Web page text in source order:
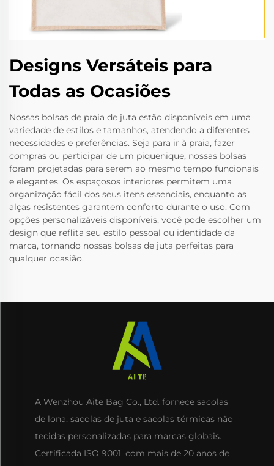
Designs Versáteis para
Todas as Ocasiões
Nossas bolsas de praia de juta estão disponíveis em uma
variedade de estilos e tamanhos, atendendo a diferentes
necessidades e preferências. Seja para ir à praia, fazer
compras ou participar de um piquenique, nossas bolsas
foram projetadas para serem ao mesmo tempo funcionais
e elegantes. Os espaçosos interiores permitem uma
organização fácil dos seus itens essenciais, enquanto as
alças resistentes garantem conforto durante o uso. Com
opções personalizáveis disponíveis, você pode escolher um
design que reflita seu estilo pessoal ou identidade da
marca, tornando nossas bolsas de juta perfeitas para
qualquer ocasião.
A Wenzhou Aite Bag Co., Ltd. fornece sacolas
de lona, sacolas de juta e sacolas térmicas não
tecidas personalizadas para marcas globais.
Certificada ISO 9001, com mais de 20 anos de